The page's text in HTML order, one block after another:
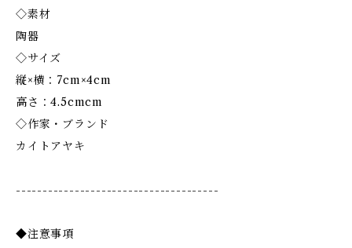
◇素材
陶器
◇サイズ
縦×横：7cm×4cm
高さ：4.5cmcm
◇作家・ブランド
カイトアヤキ
--------------------------------------
◆注意事項